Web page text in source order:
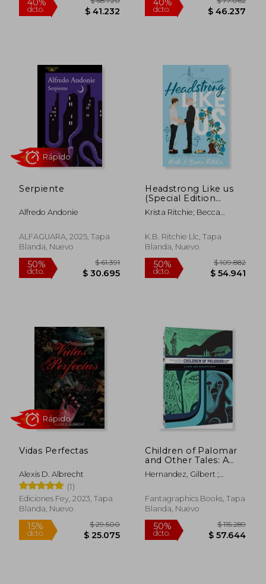
Serpiente
Alfredo Andonie
ALFAGUARA, 2025, Tapa
Blanda, Nuevo
Rápido
Headstrong Like us
(Special Edition
Paperback) (en
Inglés)
Krista Ritchie; Becca
K.B. Ritchie Llc, Tapa
Blanda, Nuevo
Vidas Perfectas
Alexis D. Albrecht
(1)
Ediciones Fey, 2023, Tapa
Blanda, Nuevo
Children of Palomar
and Other Tales: A
Love and Rockets
Book (The Complete
Library) (en Inglés)
Hernandez, Gilbert ;
Fantagraphics Books, Tapa
Blanda, Nuevo